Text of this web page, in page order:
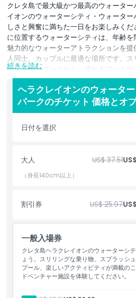
クレタ島で最大級かつ最高のウォータ
イオンのウォーターシティ・ウォータ
しさと興奮に満ちた一日をお楽しみく
に位置するウォーターシティは、年齢
魅力的なウォーターアトラクションを
人同士、カップルに最適な場所です。
イドや波のプールから、流れるプールや
で、誰もが楽しめるアトラクションが
を求める方はカミカゼやターボのスラ
幼い来園者は安全で楽しい子ども用プー
ゆったり過ごしたい方は流れるプール
リアでくつろいだりできます。園内には
スが十分にあり、園内のレストランやカ
より、すべての来園者が安全で快適に過
のウォーターシティ・ウォーターパーク
き、クレタ島の太陽の下で一日中の水遊
含まれるもの
続きを読む
ヘラクレイオンのウォータ
パークのチケット 価格とオ
日付を選択
大人 US$ 37.51
（身長140cm以上）
割引券 US$ 25.97
一般入場券
クレタ島ヘラクレイオンのウォーターシ
ょう。スリリングな乗り物、スプラッシ
プール、楽しいアクティビティが満載の
ドベンチャー施設を体験してください。